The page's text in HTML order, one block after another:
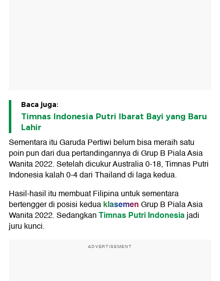
Baca juga:
Timnas Indonesia Putri Ibarat Bayi yang Baru
Lahir
Sementara itu Garuda Pertiwi belum bisa meraih satu
poin pun dari dua pertandingannya di Grup B Piala Asia
Wanita 2022. Setelah dicukur Australia 0-18, Timnas Putri
Indonesia kalah 0-4 dari Thailand di laga kedua.
Hasil-hasil itu membuat Filipina untuk sementara
bertengger di posisi keduaklasemenGrup B Piala Asia
Wanita 2022. SedangkanTimnas Putri Indonesiajadi
juru kunci.
ADVERTISEMENT